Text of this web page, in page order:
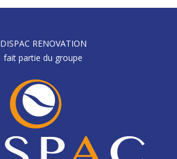
DISPAC RENOVATION
fait partie du groupe